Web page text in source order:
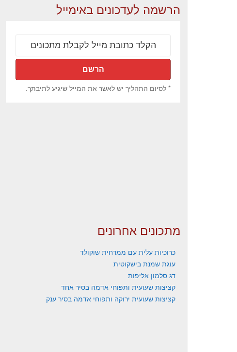
הרשמה לעדכונים באימייל
* לסיום התהליך יש לאשר את המייל שיגיע לתיבתך.
מתכונים אחרונים
כרוכיות עלית עם ממרחית שוקולד
עוגת שמנת בישקוטית
דג סלמון אליפות
קציצות שעועית ותפוחי אדמה בסיר אחד
קציצות שעועית ירוקה ותפוחי אדמה בסיר ענק